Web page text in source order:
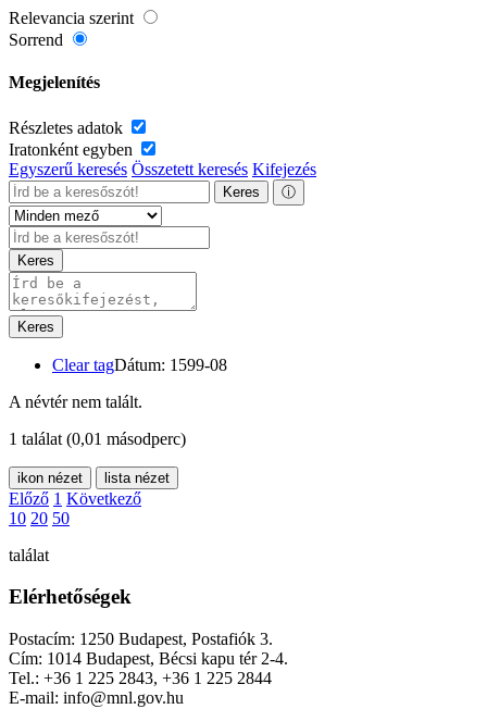
Relevancia szerint
Sorrend
Megjelenítés
Részletes adatok
Iratonként egyben
Egyszerű keresés Összetett keresés Kifejezés
Keres ⓘ
Keres
Keres
Clear tagDátum: 1599-08
A névtér nem talált.
1 találat (0,01 másodperc)
ikon nézet lista nézet
Előző 1 Következő
10 20 50
találat
Elérhetőségek
Postacím: 1250 Budapest, Postafiók 3.
Cím: 1014 Budapest, Bécsi kapu tér 2-4.
Tel.: +36 1 225 2843, +36 1 225 2844
E-mail: info@mnl.gov.hu